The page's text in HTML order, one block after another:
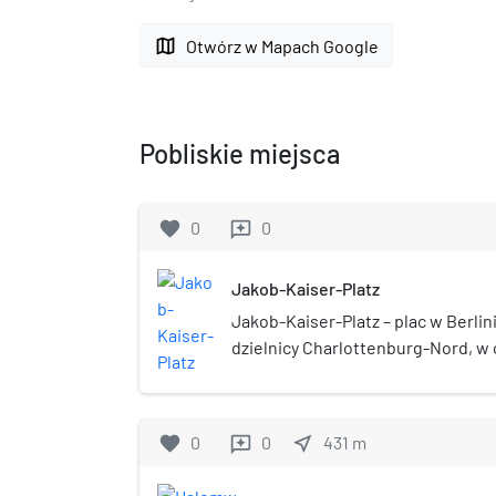
map Otwórz w Mapach Google
Pobliskie miejsca
favorite 0 reviews 0
Jakob-Kaiser-Platz
Jakob-Kaiser-Platz – plac w
dzielnicy Charlottenburg-Nord, w
wytyczony w 1953 r. Nazwa placu
metra Jakob-Kaiser-Platz.
favorite 0 reviews 0 near_me 431 m